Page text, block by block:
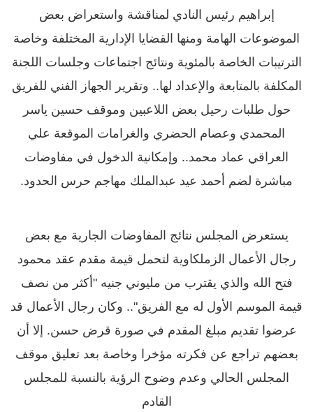
إبراهيم رئيس النادي لمناقشة واستعراض بعض
الموضوعات الهامة ومنها القضايا الإدارية المختلفة وخاصة
الترتيبات الخاصة بالمئوية ونتائج اجتماعات وجلسات اللجنة
المكلفة بالمتابعة والإعداد لها.. وتقرير الجهاز الفني للفريق
حول طلبات رحيل بعض اللاعبين وموقف حسين ياسر
المحمدي وعصام الحضري والغرامات الموقعة علي
العراقي عماد محمد.. وإمكانية الدخول في مفاوضات
مباشرة لضم أحمد عيد عبدالملك مهاجم حرس الحدود.
يستعرض المجلس نتائج المفاوضات الجارية مع بعض
رجال الأعمال الزملكاوية لتحمل قيمة مقدم عقد محمود
فتح الله والذي يقترب من مليوني جنيه "أكثر من نصف
قيمة الموسم الأول له مع الفريق".. وكان رجال الأعمال قد
عرضوا تقديم مبلغ المقدم في صورة قرض حسن. إلا أن
بعضهم تراجع عن فكرته مؤخرا وخاصة بعد تعليق موقف
المجلس الحالي وعدم وضوح الرؤية بالنسبة للمجلس
القادم